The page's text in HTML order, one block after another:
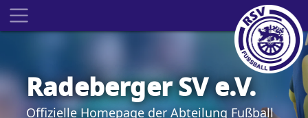
Radeberger SV e.V.
Offizielle Homepage der Abteilung Fußball